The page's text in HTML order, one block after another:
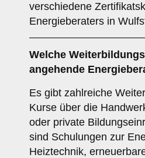
verschiedene
Energieberaters in
Welche
angehende
Es gibt zahlreiche
Kurse über die
oder private
sind Schulungen zur
Heiztechnik,